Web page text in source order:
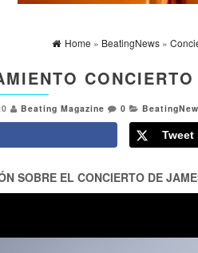
Home » BeatingNews »
Beating Magazine 0
Tweet
SOBRE EL CONCIERTO DE